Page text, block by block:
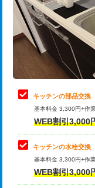
給水管工事※（保温
め込み）)
給水管工事※（土の
給水管工事※（塩ビ
用/3ｍまで)
給水管工事※（塩
用（追加）/3ｍ超え)
給水管工事※（ラ
管・ポリ管・HT管
桝清掃
止水・漏水調査・防
理・調整・分解・
止水・漏水調査・
理・調整・分解・加
止水・漏水調査・
理・調整・分解・
お風呂タンク脱着
その他部品の脱着
キッチンの部品交換
基本料金 3,300円+作
WEB割引3,000
キッチンの水栓交換
基本料金 3,300円+作
WEB割引3,000